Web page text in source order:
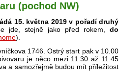
(pochod NW)
15. května 2019 v pořadí druhý
jde, stejně jako před rokem,do
).
1746. Ostrý start pak v 10.00
je něco mezi 11.30 až 11.45
a samozřejmě budou mít příležitost